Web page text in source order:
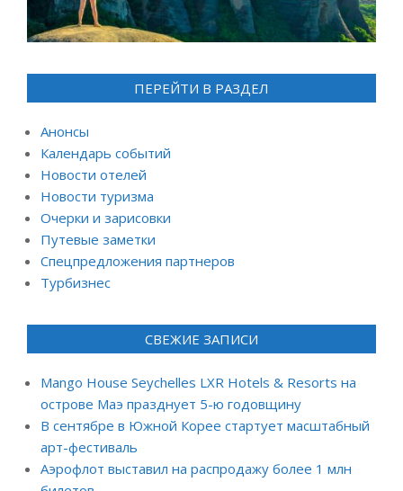
ПЕРЕЙТИ В РАЗДЕЛ
Анонсы
Календарь событий
Новости отелей
Новости туризма
Очерки и зарисовки
Путевые заметки
Спецпредложения партнеров
Турбизнес
СВЕЖИЕ ЗАПИСИ
Mango House Seychelles LXR Hotels & Resorts на
острове Маэ празднует 5-ю годовщину
В сентябре в Южной Корее стартует масштабный
арт-фестиваль
Аэрофлот выставил на распродажу более 1 млн